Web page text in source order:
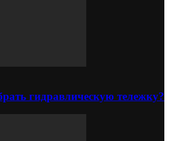
гидравлическую тележку?